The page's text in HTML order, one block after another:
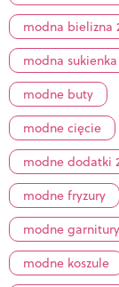
modna bielizna
modna sukienka
modne buty
modne cięcie
modne dodatki
modne fryzury
modne garnitury
modne koszule